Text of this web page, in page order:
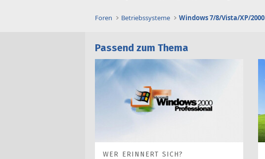
Foren Betriebssysteme Windows 7/8/Vista/XP/2000
Passend zum Thema
WER ERINNERT SICH?